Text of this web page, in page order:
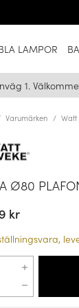
LAMPOR
1.
Varumärken Watt
Ø80
kr